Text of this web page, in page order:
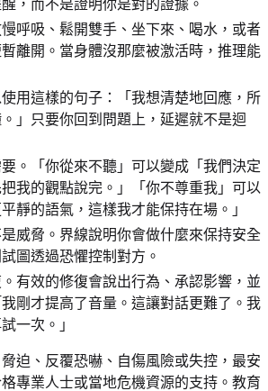
，而不是證明你是對的證據。
呼吸、鬆開雙手、坐下來、喝水，或者
離開。當身體沒那麼被激活時，推理能
用這樣的句子：「我想清楚地回應，所
」只要你回到問題上，延遲就不是迴
。「你從來不聽」可以變成「我們決定
我的觀點說完。」「你不尊重我」可以
靜的語氣，這樣我才能保持在場。」
威脅。界線說明你會做什麼來保持安全
圖透過恐懼控制對方。
有效的修復會說出行為、承認影響，並
剛才提高了音量。這讓對話更難了。我
一次。」
迫、反覆恐嚇、自傷風險或失控，最安
專業人士或當地危機資源的支持。教育